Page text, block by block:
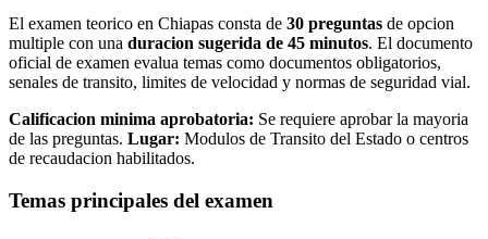
El examen teorico en Chiapas consta de 30 preguntas de opcion
multiple con una duracion sugerida de 45 minutos. El documento
oficial de examen evalua temas como documentos obligatorios,
senales de transito, limites de velocidad y normas de seguridad vial.
Calificacion minima aprobatoria: Se requiere aprobar la mayoria
de las preguntas. Lugar: Modulos de Transito del Estado o centros
de recaudacion habilitados.
Temas principales del examen